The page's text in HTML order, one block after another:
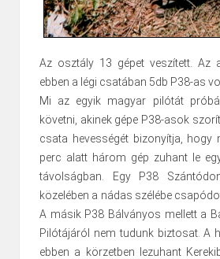
Az osztály 13 gépet veszített. Az
ebben a légi csatában 5db P38-as
Mi az egyik magyar pilótát
követni, akinek gépe P38-asok
csata hevességét bizonyítja, hogy
perc alatt három gép zuhant le
távolságban. Egy P38
közelében a nádas szélébe
A másik P38 Bálványos mellett a
Pilótájáról nem tudunk biztosat. A
ebben a körzetben lezuhant